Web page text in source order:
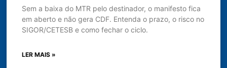
Sem a baixa do MTR pelo destinador, o manifesto fica
em aberto e não gera CDF. Entenda o prazo, o risco no
SIGOR/CETESB e como fechar o ciclo.
LER MAIS »